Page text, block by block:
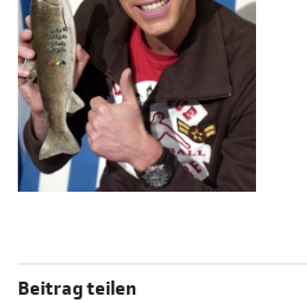
Beitrag teilen